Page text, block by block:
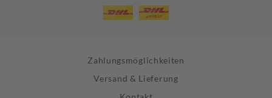
Zahlungsmöglichkeiten
Versand & Lieferung